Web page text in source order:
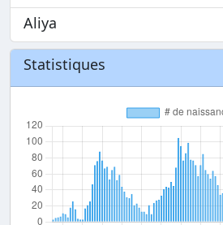
Aliya
Statistiques